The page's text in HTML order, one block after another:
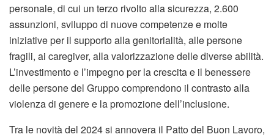
personale, di cui un terzo rivolto alla sicurezza, 2.600
assunzioni, sviluppo di nuove competenze e molte
iniziative per il supporto alla genitorialità, alle persone
fragili, ai caregiver, alla valorizzazione delle diverse abilità.
L’investimento e l’impegno per la crescita e il benessere
delle persone del Gruppo comprendono il contrasto alla
violenza di genere e la promozione dell’inclusione.
Tra le novità del 2024 si annovera il Patto del Buon Lavoro,